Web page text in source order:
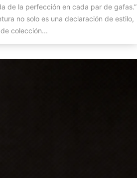
de la perfección en cada par de gafas.”
no solo es una declaración de estilo,
colección...